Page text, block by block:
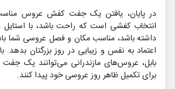
در پایان، یافتن یک جفت کفش عروس
انتخاب کفشی است که راحت باشد، با
داشته باشد، مناسب مکان و فصل عروسی شما
اعتماد به نفس و زیبایی در روز بزرگتان
بابل، عروس‌های مازندرانی می‌توانند یک
برای تکمیل ظاهر روز عروسی خود پیدا کنند.